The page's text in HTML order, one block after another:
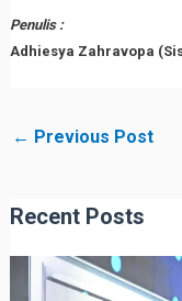
Penulis :
Adhiesya Zahravopa
← Previous Post
Recent Posts